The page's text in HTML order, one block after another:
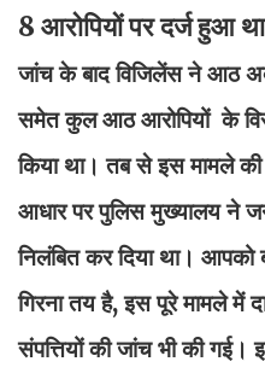
8 आरोपियों पर दर्ज हुआ
जांच के बाद विजिलेंस ने आठ
समेत कुल आठ आरोपियों के
किया था। तब से इस मामले
आधार पर पुलिस मुख्यालय ने
निलंबित कर दिया था। आपको
गिरना तय है, इस पूरे मामले में
संपत्तियों की जांच भी की गई।